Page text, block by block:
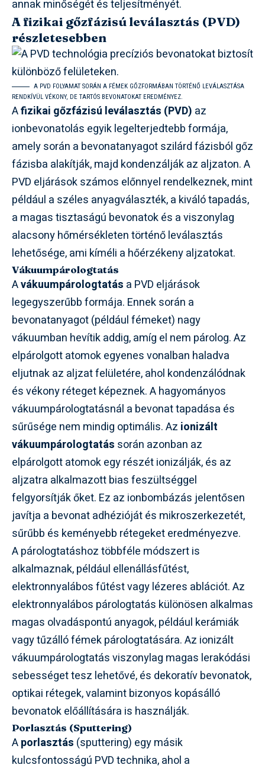
annak minőségét és teljesítményét.
A fizikai gőzfázisú leválasztás (PVD)
részletesebben
A PVD FOLYAMAT SORÁN A FÉMEK GŐZFORMÁBAN TÖRTÉNŐ LEVÁLASZTÁSA
RENDKÍVÜL VÉKONY, DE TARTÓS BEVONATOKAT EREDMÉNYEZ.
Afizikai gőzfázisú leválasztás (PVD) az
ionbevonatolás egyik legelterjedtebb formája,
amely során a bevonatanyagot szilárd fázisból gőz
fázisba alakítják, majd kondenzálják az aljzaton. A
PVD eljárások számos előnnyel rendelkeznek, mint
például a széles anyagválaszték, a kiváló tapadás,
a magas tisztaságú bevonatok és a viszonylag
alacsony hőmérsékleten történő leválasztás
lehetősége, ami kíméli a hőérzékeny aljzatokat.
Vákuumpárologtatás
Avákuumpárologtatás a PVD eljárások
legegyszerűbb formája. Ennek során a
bevonatanyagot (például fémeket) nagy
vákuumban hevítik addig, amíg el nem párolog. Az
elpárolgott atomok egyenes vonalban haladva
eljutnak az aljzat felületére, ahol kondenzálódnak
és vékony réteget képeznek. A hagyományos
vákuumpárologtatásnál a bevonat tapadása és
sűrűsége nem mindig optimális. Az ionizált
vákuumpárologtatás során azonban az
elpárolgott atomok egy részét ionizálják, és az
aljzatra alkalmazott bias feszültséggel
felgyorsítják őket. Ez az ionbombázás jelentősen
javítja a bevonat adhézióját és mikroszerkezetét,
sűrűbb és keményebb rétegeket eredményezve.
A párologtatáshoz többféle módszert is
alkalmaznak, például ellenállásfűtést,
elektronnyalábos fűtést vagy lézeres ablációt. Az
elektronnyalábos párologtatás különösen alkalmas
magas olvadáspontú anyagok, például kerámiák
vagy tűzálló fémek párologtatására. Az ionizált
vákuumpárologtatás viszonylag magas lerakódási
sebességet tesz lehetővé, és dekoratív bevonatok,
optikai rétegek, valamint bizonyos kopásálló
bevonatok előállítására is használják.
Porlasztás (Sputtering)
Aporlasztás (sputtering) egy másik
kulcsfontosságú PVD technika, ahol a